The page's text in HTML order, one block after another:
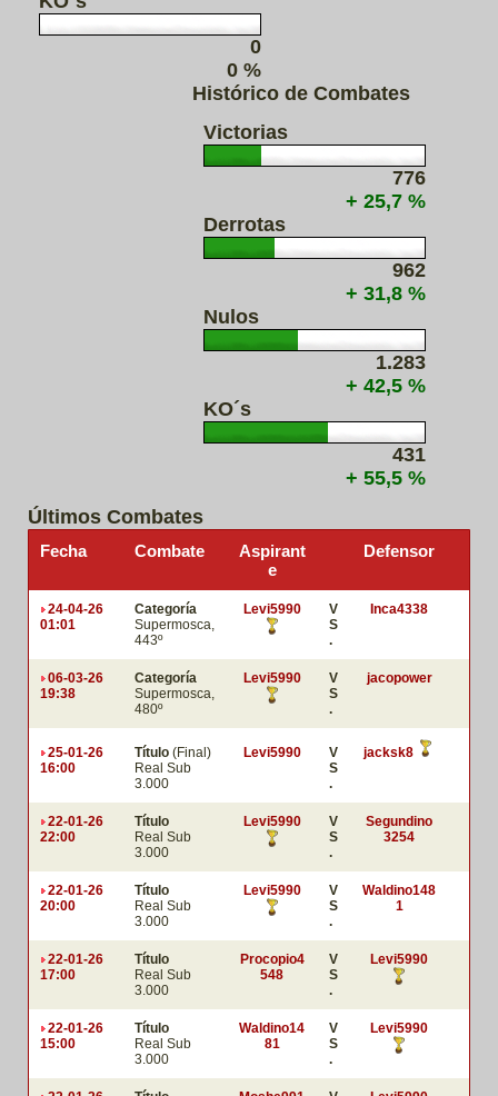
0
0 %
Histórico de Combates
Victorias
776
+ 25,7 %
Derrotas
962
+ 31,8 %
Nulos
1.283
+ 42,5 %
KO´s
431
+ 55,5 %
Últimos Combates
Fecha Combate
Aspirant
e
Defensor
24-04-26
01:01
Categoría
Supermosca,
443º
Levi5990
V
S
.
Inca4338
06-03-26
19:38
Categoría
Supermosca,
480º
Levi5990
V
S
.
jacopower
25-01-26
16:00
Título (Final)
Real Sub
3.000
Levi5990
V
S
.
jacksk8
22-01-26
22:00
Título
Real Sub
3.000
Levi5990
V
S
.
Segundino
3254
22-01-26
20:00
Título
Real Sub
3.000
Levi5990
V
S
.
Waldino148
1
22-01-26
17:00
Título
Real Sub
3.000
Procopio4
548
V
S
.
Levi5990
22-01-26
15:00
Título
Real Sub
3.000
Waldino14
81
V
S
.
Levi5990